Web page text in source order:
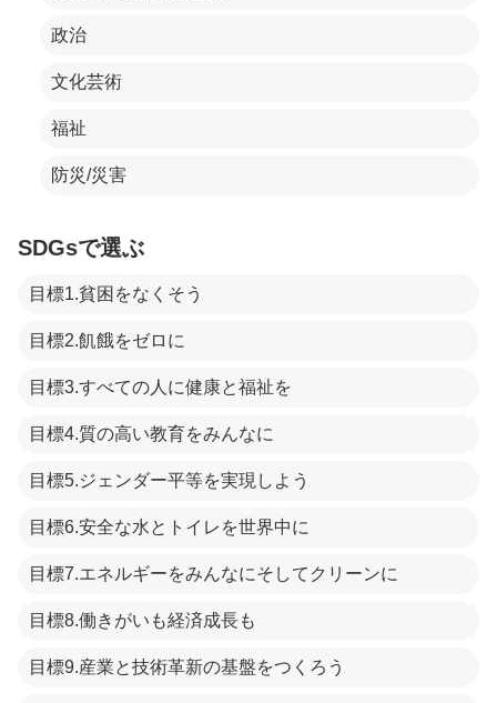
政治
文化芸術
福祉
防災/災害
SDGsで選ぶ
目標1.貧困をなくそう
目標2.飢餓をゼロに
目標3.すべての人に健康と福祉を
目標4.質の高い教育をみんなに
目標5.ジェンダー平等を実現しよう
目標6.安全な水とトイレを世界中に
目標7.エネルギーをみんなにそしてクリーンに
目標8.働きがいも経済成長も
目標9.産業と技術革新の基盤をつくろう